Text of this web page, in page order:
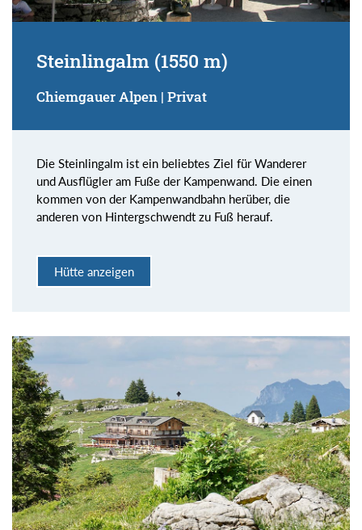
Steinlingalm (1550 m)
Chiemgauer Alpen | Privat
Die Steinlingalm ist ein beliebtes Ziel für Wanderer
und Ausflügler am Fuße der Kampenwand. Die einen
kommen von der Kampenwandbahn herüber, die
anderen von Hintergschwendt zu Fuß herauf.
Hütte anzeigen